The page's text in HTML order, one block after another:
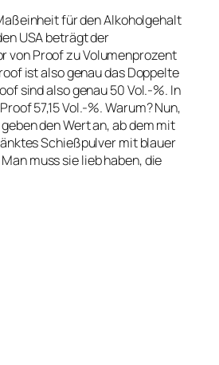
für den Alkoholgehalt
USA beträgt der
von Proof zu Volumenprozent
ist also genau das Doppelte
sind also genau 50 Vol.-%. In
57,15 Vol.-%. Warum? Nun,
den Wert an, ab dem mit
Schießpulver mit blauer
muss sie lieb haben, die